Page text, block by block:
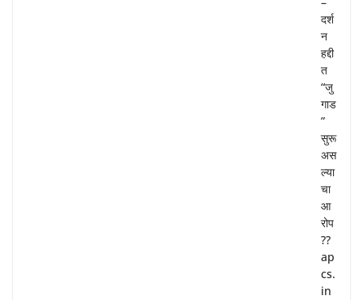
दर्श
न
हद्दी
त
“जु
गाड
”
सुरू
अस
ल्या
चा
आ
रोप
??
ap
cs.
in